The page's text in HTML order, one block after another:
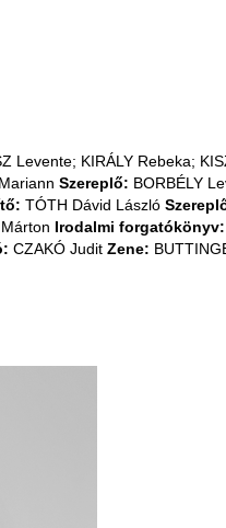
Levente; KIRÁLY Rebeka;
Szereplő: BORBÉLY
TÓTH Dávid László
Irodalmi forgatókönyv:
CZAKÓ Judit Zene: